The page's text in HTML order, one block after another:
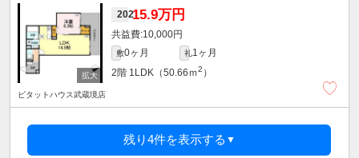
20215.9万円
10,000円
敷0ヶ月 礼1ヶ月
2階 1LDK（50.66ｍ2 ）
ピタットハウス武蔵境店
残り4件を表示する ▼